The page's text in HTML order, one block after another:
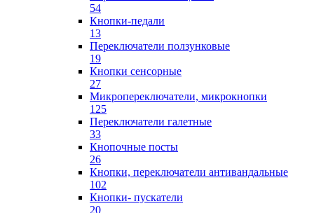
54
Кнопки-педали
13
Переключатели ползунковые
19
Кнопки сенсорные
27
Микропереключатели, микрокнопки
125
Переключатели галетные
33
Кнопочные посты
26
Кнопки, переключатели антивандальные
102
Кнопки- пускатели
20